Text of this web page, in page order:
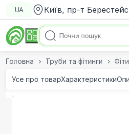
UA Київ, пр-т
Головна Труби та фітинги
Усе про товарХарактеристики